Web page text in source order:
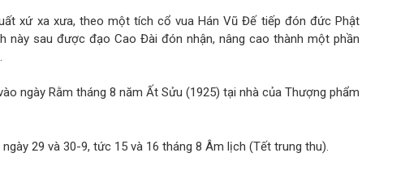
xứ xa xưa, theo một tích cổ vua Hán Vũ Đế tiếp đón đức Phật
này sau được đạo Cao Đài đón nhận, nâng cao thành một phần
ngày Rằm tháng 8 năm Ất Sửu (1925) tại nhà của Thượng phẩm
29 và 30-9, tức 15 và 16 tháng 8 Âm lịch (Tết trung thu).